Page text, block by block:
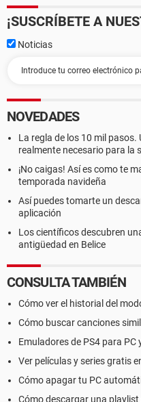
¡SUSCRÍBETE A
Noticias
NOVEDADES
La regla de los 10 mil
realmente necesario para la
¡No caigas! Así es como te
temporada navideña
Así puedes tomarte un
aplicación
Los científicos descubren
antigüedad en Belice
CONSULTA TAMBIÉN
Cómo ver el historial del
Cómo buscar canciones
Emuladores de PS4 para PC
Ver películas y series gratis
Cómo apagar tu PC
Cómo descargar una playlist